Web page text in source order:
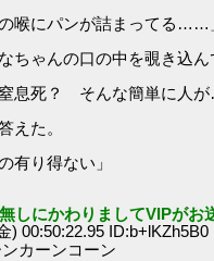
喉にパンが詰まってる……
ちゃんの口の中を覗き込ん
息死？ そんな簡単に人
えた。
有り得ない」
しにかわりましてVIPがお
) 00:50:22.95 ID:b+lKZh5B0
カーンコーン